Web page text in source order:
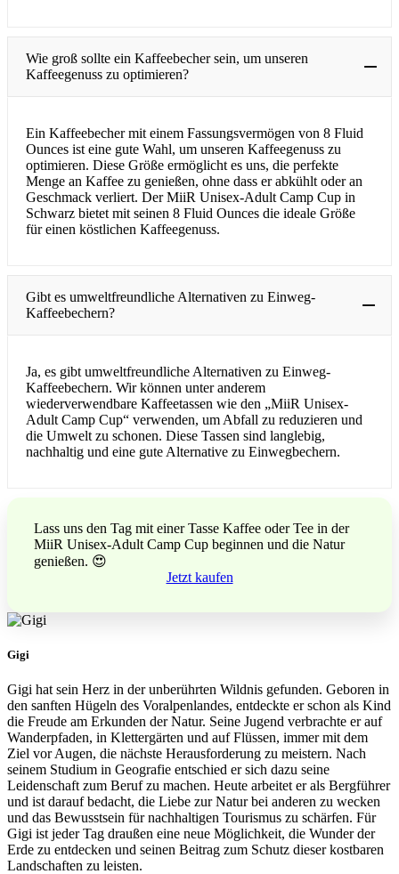
Wie groß sollte ein Kaffeebecher sein, um unseren
Kaffeegenuss zu optimieren?
Ein Kaffeebecher mit einem Fassungsvermögen von 8 Fluid
Ounces ist eine gute Wahl, um unseren Kaffeegenuss zu
optimieren. Diese Größe ermöglicht es uns, die perfekte
Menge an Kaffee zu genießen, ohne dass er abkühlt oder an
Geschmack verliert. Der MiiR Unisex-Adult Camp Cup in
Schwarz bietet mit seinen 8 Fluid Ounces die ideale Größe
für einen köstlichen Kaffeegenuss.
Gibt es umweltfreundliche Alternativen zu Einweg-
Kaffeebechern?
Ja, es gibt umweltfreundliche Alternativen zu Einweg-
Kaffeebechern. Wir können unter anderem
wiederverwendbare Kaffeetassen wie den „MiiR Unisex-
Adult Camp Cup“ verwenden, um Abfall zu reduzieren und
die Umwelt zu schonen. Diese Tassen sind langlebig,
nachhaltig und eine gute Alternative zu Einwegbechern.
Lass uns den Tag mit einer Tasse Kaffee oder Tee in der
MiiR Unisex-Adult Camp Cup beginnen und die Natur
genießen. 😍
Jetzt kaufen
Gigi
Gigi hat sein Herz in der unberührten Wildnis gefunden. Geboren in
den sanften Hügeln des Voralpenlandes, entdeckte er schon als Kind
die Freude am Erkunden der Natur. Seine Jugend verbrachte er auf
Wanderpfaden, in Klettergärten und auf Flüssen, immer mit dem
Ziel vor Augen, die nächste Herausforderung zu meistern. Nach
seinem Studium in Geografie entschied er sich dazu seine
Leidenschaft zum Beruf zu machen. Heute arbeitet er als Bergführer
und ist darauf bedacht, die Liebe zur Natur bei anderen zu wecken
und das Bewusstsein für nachhaltigen Tourismus zu schärfen. Für
Gigi ist jeder Tag draußen eine neue Möglichkeit, die Wunder der
Erde zu entdecken und seinen Beitrag zum Schutz dieser kostbaren
Landschaften zu leisten.